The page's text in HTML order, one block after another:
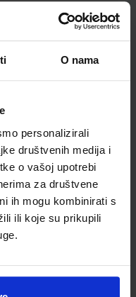
O nama
personalizirali
društvenih medija i
o vašoj upotrebi
za društvene
ih mogu kombinirati s
ili koje su prikupili
Justić
BILJEŽNICA
ŠKOLE
DOM